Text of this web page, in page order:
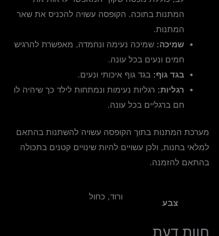
המתנות בתוכה. הקופסה עשויה להכניס את שאר
המתנות.
שמיכה: שמיכה נעימה ונחמדה, מאפשרת להרגיש
חמים ונעים בכל עונה.
בגד גוף: בגד גוף איכותי ונעים.
רגליות: רגליות נעימות ונמתחות לילד כך שיהיה לו
חם ברגליים בכל עונה.
מערכת המתנות בתוך הקופסה עשויה להשתנות בהתאם
למלאי בחנות, ולכן עשויים להיות שינויים קטנים בתכולה
בהתאם להזמנה.
צבע
ורוד, כחול
חוות דעת